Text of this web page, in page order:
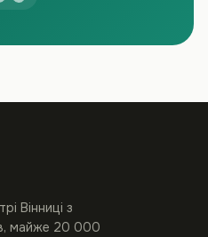
Вінниці з
майже 20 000